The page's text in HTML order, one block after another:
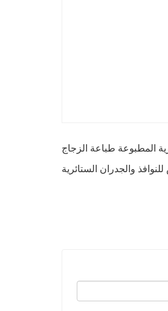
المطبوعة طباعة الزجاج
والجدران الستائرية